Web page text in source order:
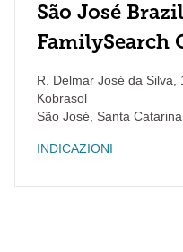
São José Brazil
FamilySearch
R. Delmar José da Silva,
Kobrasol
São José
Santa Catarina
INDICAZIONI